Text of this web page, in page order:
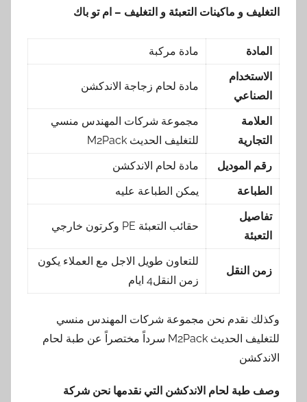
التغليف و ماكينات التعبئة و التغليف – ام تو باك
المادة
مادة مركبة
الاستخدام
الصناعي
مادة لحام زجاجة الاندكشن
العلامة
التجارية
مجموعة شركات المهندس منسي
للتغليف الحديث M2Pack
رقم الموديل
مادة لحام الاندكشن
الطباعة
يمكن الطباعة عليه
تفاصيل
التعبئة
حقائب التعبئة PE وكرتون خارجي
زمن النقل
للتعاون طويل الاجل مع العملاء يكون
زمن النقل4 ايام
وكذلك نقدم نحن مجموعة شركات المهندس منسي
للتغليف الحديث M2Pack سرداً مختصراً عن طبة لحام
الاندكشن
وصف طبة لحام الاندكشن التي نقدمها نحن شركة